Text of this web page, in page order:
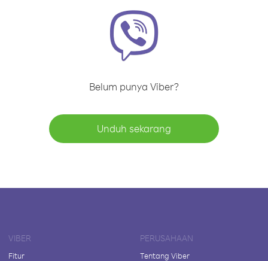
Belum punya Viber?
Unduh sekarang
VIBER
Fitur
PERUSAHAAN
Tentang Viber